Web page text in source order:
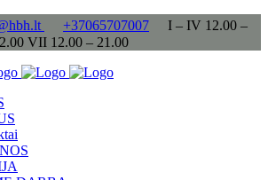
+37065707007
I – IV 12.00 –
VII 12.00 – 21.00